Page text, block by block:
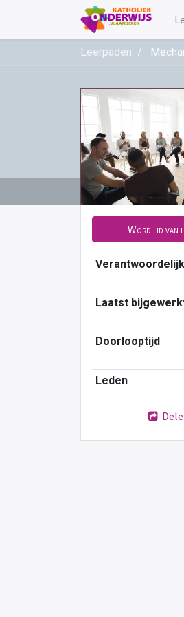
Leerpaden
Word lid van
Laatst
Doorlooptijd
Leden